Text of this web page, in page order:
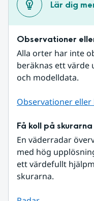
Lär dig
Observationer
Alla orter har inte
beräknas ett
och modelldata.
Observationer
Få koll på skurarna
En väderradar
med hög
ett värdefullt
skurarna.